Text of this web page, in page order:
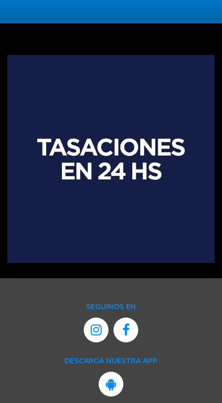
SEGUINOS EN
DESCARGÁ NUESTRA APP